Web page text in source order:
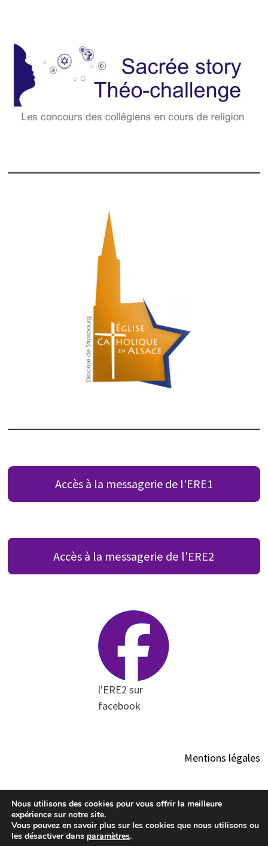
Accès à la messagerie de l'ERE1
Accès à la messagerie de l'ERE2
l'ERE2 sur
facebook
Mentions légales
Nous utilisons des cookies pour vous offrir la meilleure
expérience sur notre site.
Vous pouvez en savoir plus sur les cookies que nous utilisons ou
les désactiver dans paramètres.